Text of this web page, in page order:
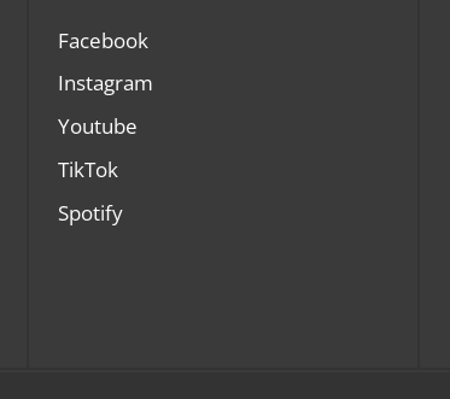
Facebook
Instagram
Youtube
TikTok
Spotify